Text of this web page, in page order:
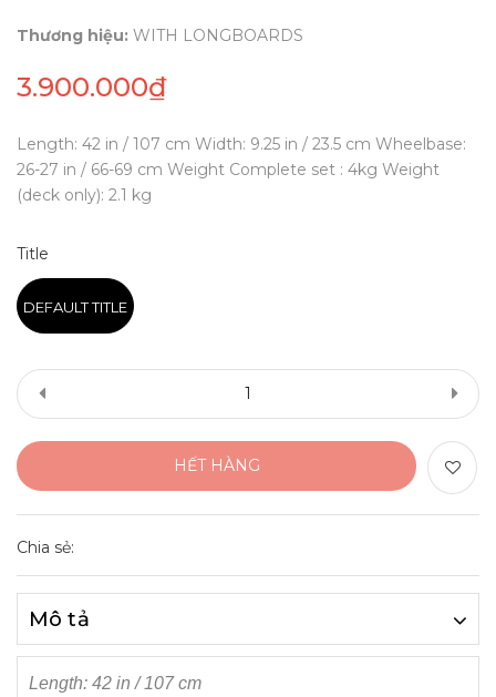
Thương hiệu: WITH LONGBOARDS
3.900.000₫
Length: 42 in / 107 cm Width: 9.25 in / 23.5 cm Wheelbase:
26-27 in / 66-69 cm Weight Complete set : 4kg Weight
(deck only): 2.1 kg
Title
DEFAULT TITLE
HẾT HÀNG
Chia sẻ:
Mô tả
Length: 42 in / 107 cm